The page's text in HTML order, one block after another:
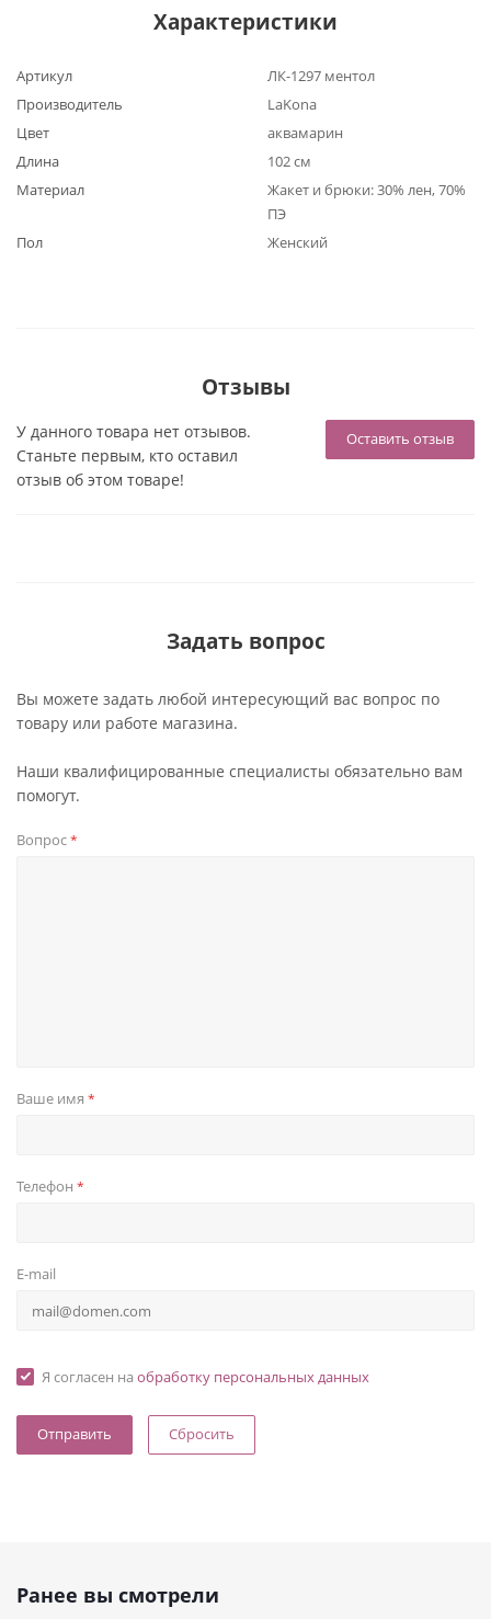
Характеристики
Артикул
ЛК-1297 ментол
Производитель
LaKona
Цвет
аквамарин
Длина
102 см
Материал
Жакет и брюки: 30% лен, 70%
ПЭ
Пол
Женский
Отзывы
Оставить отзыв
У данного товара нет отзывов.
Станьте первым, кто оставил
отзыв об этом товаре!
Задать вопрос
Вы можете задать любой интересующий вас вопрос по
товару или работе магазина.
Наши квалифицированные специалисты обязательно вам
помогут.
Вопрос*
Ваше имя *
Телефон *
E-mail
Я согласен на обработку персональных данных
Сбросить
Ранее вы смотрели